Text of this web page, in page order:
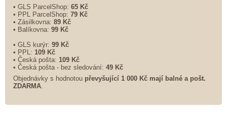
• GLS ParcelShop: 65 Kč
• PPL ParcelShop: 79 Kč
• Zásilkovna: 89 Kč
• Balíkovna: 99 Kč
• GLS kurýr: 99 Kč
• PPL: 109 Kč
• Česká pošta: 109 Kč
• Česká pošta - bez sledování: 49 Kč
Objednávky s hodnotou převyšující 1 000 Kč mají balné a pošt.
ZDARMA